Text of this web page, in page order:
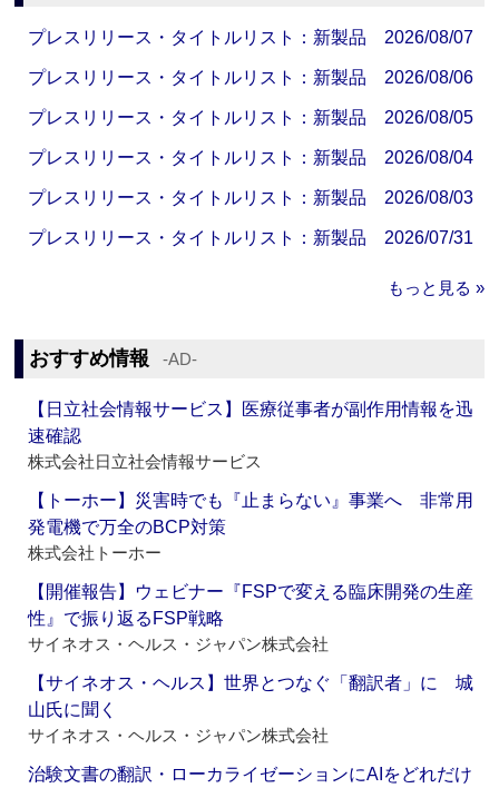
プレスリリース・タイトルリスト：新製品 2026/08/07
プレスリリース・タイトルリスト：新製品 2026/08/06
プレスリリース・タイトルリスト：新製品 2026/08/05
プレスリリース・タイトルリスト：新製品 2026/08/04
プレスリリース・タイトルリスト：新製品 2026/08/03
プレスリリース・タイトルリスト：新製品 2026/07/31
もっと見る »
おすすめ情報 ‐AD‐
【日立社会情報サービス】医療従事者が副作用情報を迅
速確認
株式会社日立社会情報サービス
【トーホー】災害時でも『止まらない』事業へ 非常用
発電機で万全のBCP対策
株式会社トーホー
【開催報告】ウェビナー『FSPで変える臨床開発の生産
性』で振り返るFSP戦略
サイネオス・ヘルス・ジャパン株式会社
【サイネオス・ヘルス】世界とつなぐ「翻訳者」に 城
山氏に聞く
サイネオス・ヘルス・ジャパン株式会社
治験文書の翻訳・ローカライゼーションにAIをどれだけ